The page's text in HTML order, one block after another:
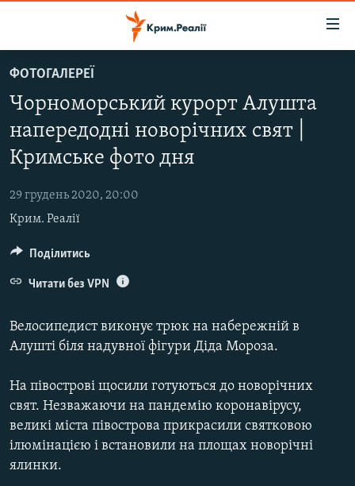
до
основного
матеріалу
до
навігації
Перейти
пошуку
ВОДА.КРИМ
ВІДЕО ТА ФОТО
ПОЛІТИКА
БЛОГИ
ПОГЛЯД
ІНТЕРВ'Ю
ВСЕ ЗА ДЕНЬ
ДЕПОРТАЦІЯ
СВІДЧЕННЯ ОКУПАЦІЇ
УКРАЇНСЬКА ПРОБЛЕМА КРИМУ
ЯК ОБІЙТИ БЛОКУВАННЯ
Русский
Qırımtatar
ДОЛУЧАЙСЯ!
ФОТОГАЛЕРЕЇ
Чорноморський курорт Алушта
напередодні новорічних свят |
Кримське фото дня
29 грудень 2020, 20:00
Крим. Реалії
Велосипедист виконує трюк на набережній в
Алушті біля надувної фігури Діда Мороза.
На півострові щосили готуються до новорічних
свят. Незважаючи на пандемію коронавірусу,
великі міста півострова прикрасили святковою
ілюмінацією і встановили на площах новорічні
ялинки.
Поділитись
Читати без VPN